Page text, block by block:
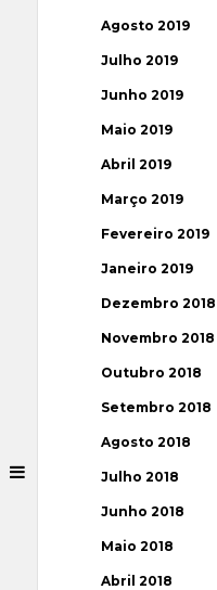
Agosto 2019
Julho 2019
Junho 2019
Maio 2019
Abril 2019
Março 2019
Fevereiro 2019
Janeiro 2019
Dezembro 2018
Novembro 2018
Outubro 2018
Setembro 2018
Agosto 2018
Julho 2018
Junho 2018
Maio 2018
Abril 2018